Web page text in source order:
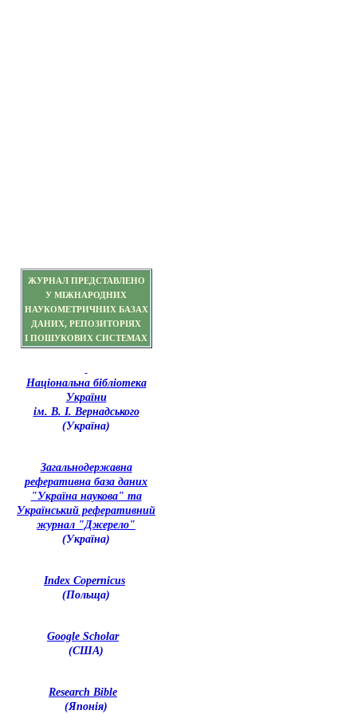
ЖУРНАЛ ПРЕДСТАВЛЕНО
У МІЖНАРОДНИХ
НАУКОМЕТРИЧНИХ БАЗАХ
ДАНИХ, РЕПОЗИТОРІЯХ
І ПОШУКОВИХ СИСТЕМАХ
Національна бібліотека
України
ім. В. І. Вернадського
(Україна)
Загальнодержавна
реферативна база даних
"Україна наукова" та
Український реферативний
журнал "Джерело"
(Україна)
Index Copernicus
(Польща)
Google Scholar
(США)
Research Bible
(Японія)